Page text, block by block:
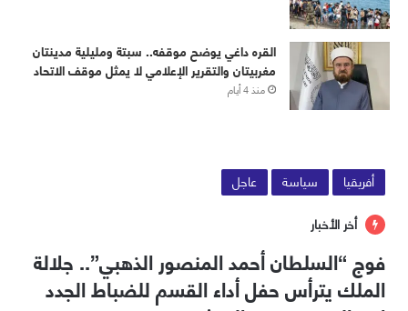
القره داغي يوضح موقفه.. سبتة ومليلية مدينتان
مغربيتان والتقرير الإعلامي لا يمثل موقف الاتحاد
منذ 4 أيام